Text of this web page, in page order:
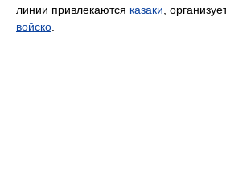
линии привлекаются казаки ,
войско